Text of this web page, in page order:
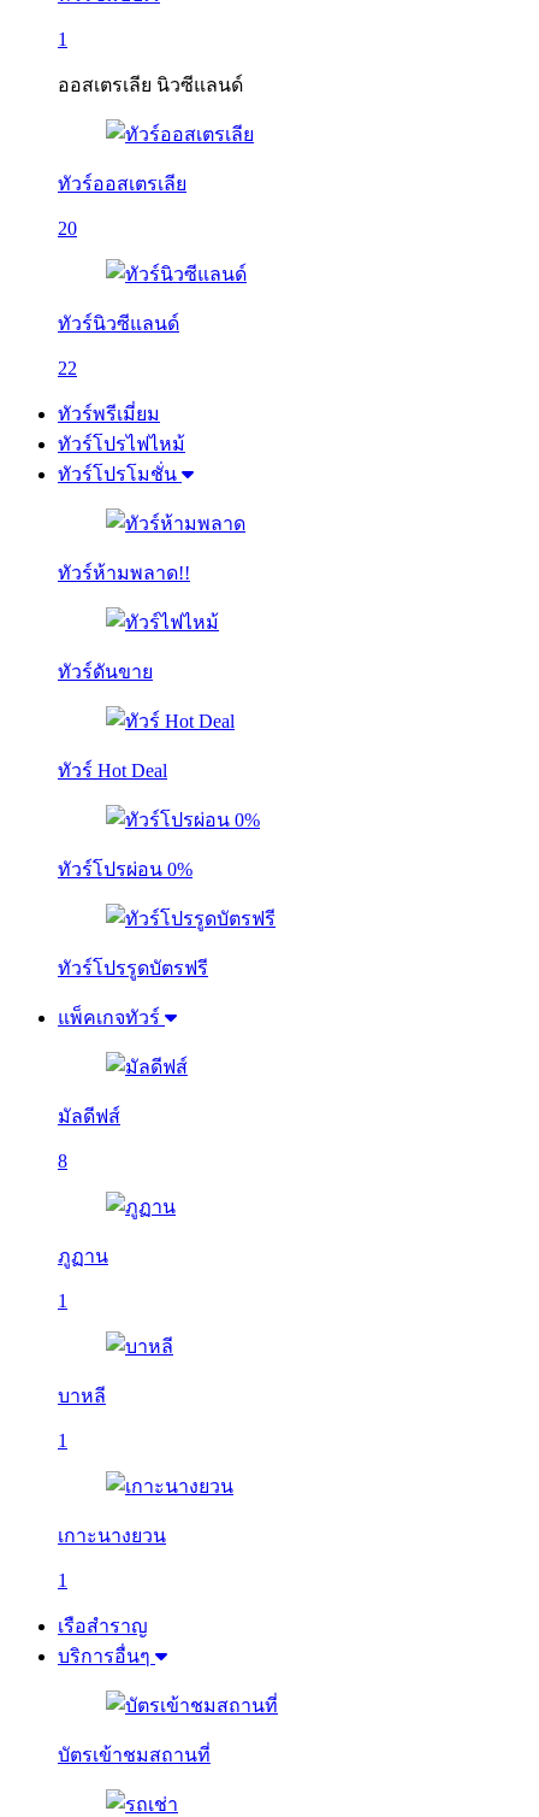
1
ออสเตรเลีย นิวซีแลนด์
ทัวร์ออสเตรเลีย
20
ทัวร์นิวซีแลนด์
22
ทัวร์พรีเมี่ยม
ทัวร์โปรไฟไหม้
ทัวร์โปรโมชั่น
ทัวร์ห้ามพลาด!!
ทัวร์ดันขาย
ทัวร์ Hot Deal
ทัวร์โปรผ่อน 0%
ทัวร์โปรรูดบัตรฟรี
แพ็คเกจทัวร์
มัลดีฟส์
8
ภูฏาน
1
บาหลี
1
เกาะนางยวน
1
เรือสำราญ
บริการอื่นๆ
บัตรเข้าชมสถานที่